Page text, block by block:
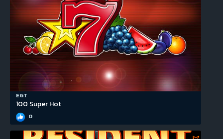
EGT
100 Super Hot
0